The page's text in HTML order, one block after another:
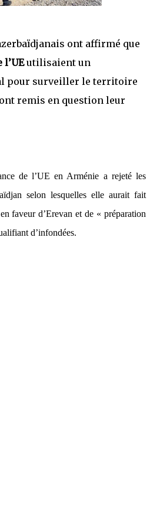
ont affirmé que
l’UEutilisaient un
pour surveiller le territoire
remis en question leur
de l’UE en Arménie a rejeté les
selon lesquelles elle aurait fait
faveur d’Erevan et de « préparation
d’infondées.